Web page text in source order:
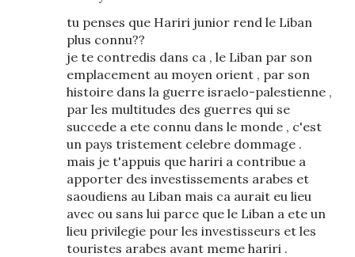
tu penses que Hariri junior rend le Liban
plus connu??
je te contredis dans ca , le Liban par son
emplacement au moyen orient , par son
histoire dans la guerre israelo-palestienne ,
par les multitudes des guerres qui se
succede a ete connu dans le monde , c'est
un pays tristement celebre dommage .
mais je t'appuis que hariri a contribue a
apporter des investissements arabes et
saoudiens au Liban mais ca aurait eu lieu
avec ou sans lui parce que le Liban a ete un
lieu privilegie pour les investisseurs et les
touristes arabes avant meme hariri .